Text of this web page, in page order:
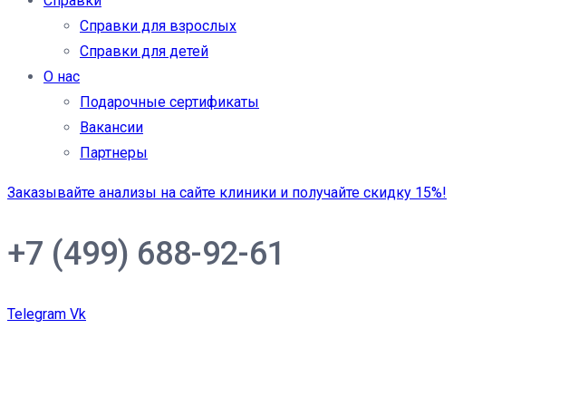
Справки для взрослых
Справки для детей
О нас
Подарочные сертификаты
Вакансии
Партнеры
Заказывайте анализы на сайте клиники и получайте скидку 15%!
+7 (499) 688-92-61
Telegram Vk